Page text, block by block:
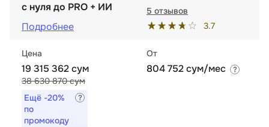
с нуля до PRO + ИИ
Подробнее
3.7
5 отзывов
Цена
19 315 362 сум
38 630 870 сум
Ещё -20%
по
промокоду
От
804 752 сум/мес